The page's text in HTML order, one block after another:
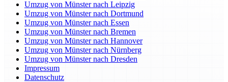
Umzug von Münster nach Leipzig
Umzug von Münster nach Dortmund
Umzug von Münster nach Essen
Umzug von Münster nach Bremen
Umzug von Münster nach Hannover
Umzug von Münster nach Nürnberg
Umzug von Münster nach Dresden
Impressum
Datenschutz